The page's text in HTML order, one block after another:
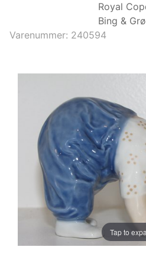
Royal
Bing &
Varenummer: 240594
Tap to